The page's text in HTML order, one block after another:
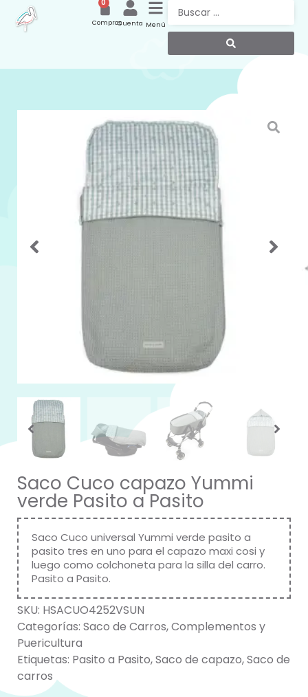
Menú
Cuenta
0
Compras
Saco Cuco capazo Yummi
verde Pasito a Pasito
Saco Cuco universal Yummi verde pasito a
pasito tres en uno para el capazo maxi cosi y
luego como colchoneta para la silla del carro.
Pasito a Pasito.
SKU: HSACUO4252VSUN
Categorías: Saco de Carros,Complementos y
Puericultura
Etiquetas: Pasito a Pasito,Saco de capazo,Saco de
carros